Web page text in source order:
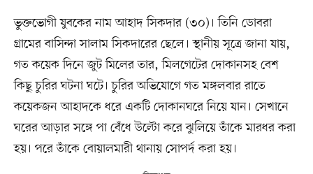
ভুক্তভোগী যুবকের নাম আহাদ সিকদার (৩০)। তিনি ডোবরা
গ্রামের বাসিন্দা সালাম সিকদারের ছেলে। স্থানীয় সূত্রে জানা যায়,
গত কয়েক দিনে জুট মিলের তার, মিলগেটের দোকানসহ বেশ
কিছু চুরির ঘটনা ঘটে। চুরির অভিযোগে গত মঙ্গলবার রাতে
কয়েকজন আহাদকে ধরে একটি দোকানঘরে নিয়ে যান। সেখানে
ঘরের আড়ার সঙ্গে পা বেঁধে উল্টো করে ঝুলিয়ে তাঁকে মারধর করা
হয়। পরে তাঁকে বোয়ালমারী থানায় সোপর্দ করা হয়।